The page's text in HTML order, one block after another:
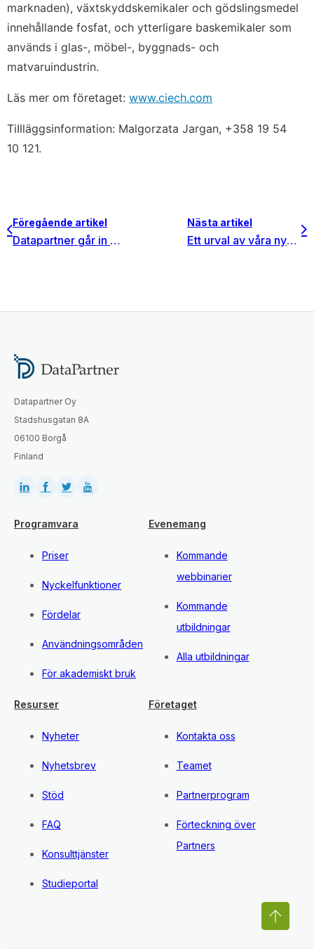
marknaden), växtskyddskemikaler och gödslingsmedel
innehållande fosfat, och ytterligare baskemikaler som
används i glas-, möbel-, byggnads- och
matvaruindustrin.
Läs mer om företaget: www.ciech.com
TiIlläggsinformation: Malgorzata Jargan, +358 19 54
10 121.
Föregående artikel
Datapartner går in på den Nordamerikanska marknaden med kontor i Atlanta och Dallas
Nästa artikel
Ett urval av våra nya kunder år 2007
Datapartner Oy
Stadshusgatan 8A
06100 Borgå
Finland
Programvara
Priser
Nyckelfunktioner
Fördelar
Användningsområden
För akademiskt bruk
Evenemang
Kommande
webbinarier
Kommande
utbildningar
Alla utbildningar
Resurser
Nyheter
Nyhetsbrev
Stöd
FAQ
Konsulttjänster
Studieportal
Företaget
Kontakta oss
Teamet
Partnerprogram
Förteckning över
Partners